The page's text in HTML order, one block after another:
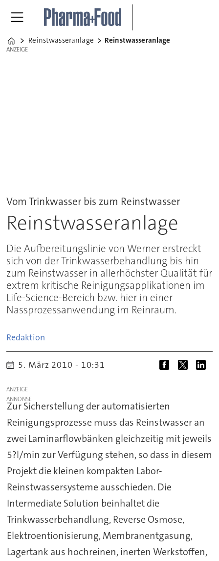
Home
Reinstwasseranlage Reinstwasseranlage
ANZEIGE
ANZEIGE
Vom Trinkwasser bis zum Reinstwasser
Reinstwasseranlage
Die Aufbereitungslinie von Werner erstreckt
sich von der Trinkwasserbehandlung bis hin
zum Reinstwasser in allerhöchster Qualität für
extrem kritische Reinigungsapplikationen im
Life-Science-Bereich bzw. hier in einer
Nassprozessanwendung im Reinraum.
Redaktion
5. März 2010 - 10:31
ANZEIGE
Zur Sicherstellung der automatisierten
Reinigungsprozesse muss das Reinstwasser an
zwei Laminarflowbänken gleichzeitig mit jeweils
5?l/min zur Verfügung stehen, so dass in diesem
Projekt die kleinen kompakten Labor-
Reinstwassersysteme ausschieden. Die
Intermediate Solution beinhaltet die
Trinkwasserbehandlung, Reverse Osmose,
Elektroentionisierung, Membranentgasung,
Lagertank aus hochreinen, inerten Werkstoffen,